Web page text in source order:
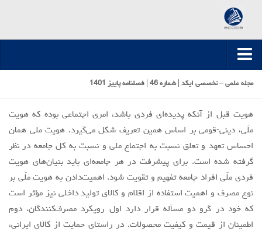
صفحه اصلی
مقالات تخصصی
مقالات سال 1395-1394
مقالات سال 1396
مقالات سال 1399-1397
مقالات سال 1401
مجله علمی – تخصصی ایکد | شماره 46 | فصلنامه پاییز 1401
هویت قبل از آنکه پديده‌اي فردی باشد، امری اجتماعی بوده كه هويت
ملّي، ديني-قومي بر اساس همين تعريف شكل مي‌گيرد. هويت ملي همان
احساس تعهد و تعلق نسبت به اجتماع ملي و نسبت به كل جامعه در نظر
گرفته شده است. براي پيشرفت در هر جامعه‌اي بايد بنيان‌هاي هويت
فردي ملّي افراد جامعه تفهيم و تقويت شود. اهمیت‌دادن به هویت ملّی بر
نوع مصرف و اهمیت استفاده از اقلام و کالای تولید داخلی نیز مؤثر است
که خود در گرو دو مسأله قرار دارد اول رویکرد مصرف‌کنندگان، دوم
اطمینان از قیمت و کیفیت محصولات. در راستای حمایت از کالای ایرانی،